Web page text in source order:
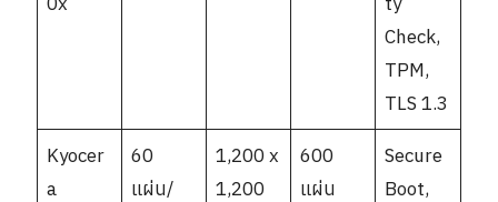
Check,
TPM,
TLS 1.3
Kyocer
a
60
แผ่น/
1,200 x
1,200
600
แผ่น
Secure
Boot,